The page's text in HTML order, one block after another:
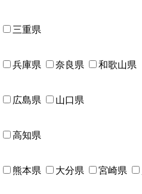
三重県
兵庫県 奈良県 和歌山県
広島県 山口県
高知県
熊本県 大分県 宮崎県